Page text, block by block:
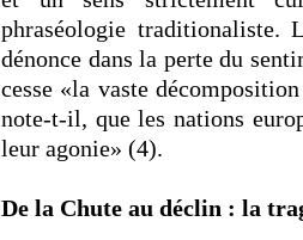
phraséologie traditionaliste.
dénonce dans la perte du
cesse «la vaste
note-t-il, que les nations
leur agonie» (4).
De la Chute au déclin : la